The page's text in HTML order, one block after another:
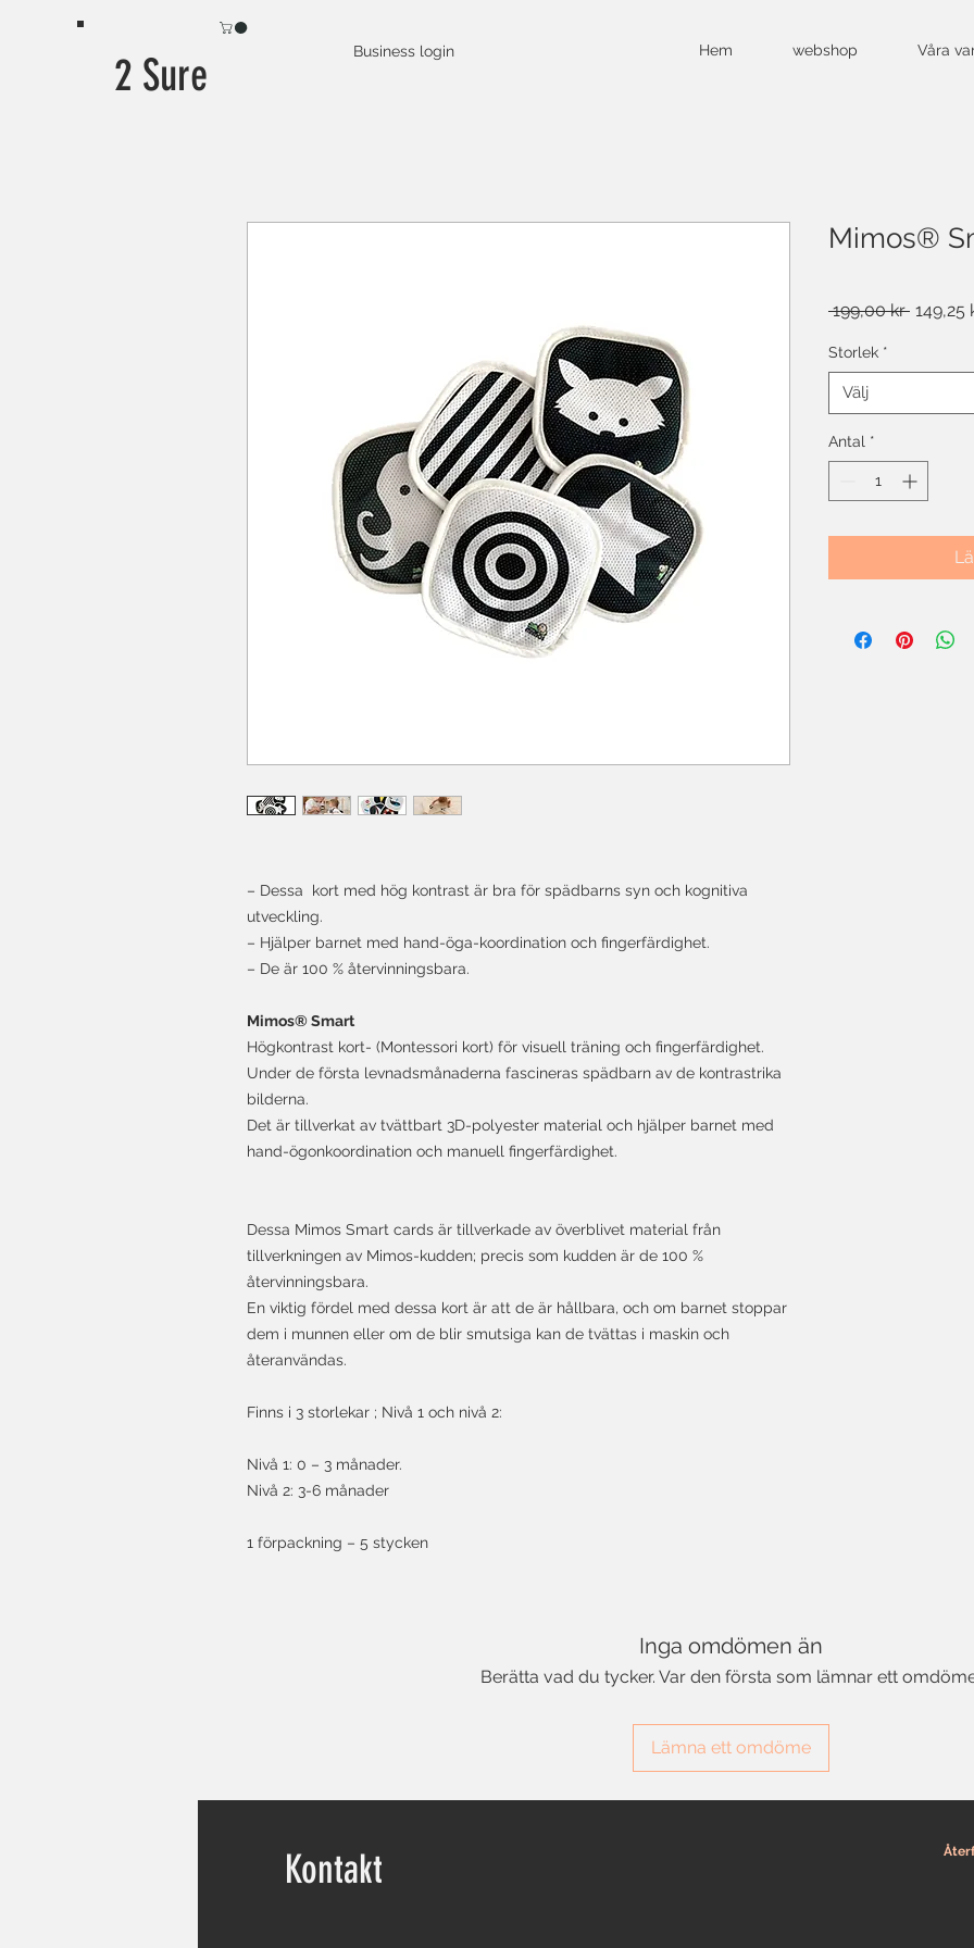
2 Sure Business login Hem webshop Våra
– Dessa kort med hög kontrast är bra för spädbarns syn och kognitiva
utveckling.
– Hjälper barnet med hand-öga-koordination och fingerfärdighet.
– De är 100 % återvinningsbara.
Mimos® Smart
Högkontrast kort- (Montessori kort) för visuell träning och fingerfärdighet.
Under de första levnadsmånaderna fascineras spädbarn av de kontrastrika
bilderna.
Det är tillverkat av tvättbart 3D-polyester material och hjälper barnet med
hand-ögonkoordination och manuell fingerfärdighet.
Dessa Mimos Smart cards är tillverkade av överblivet material från
tillverkningen av Mimos-kudden; precis som kudden är de 100 %
återvinningsbara.
En viktig fördel med dessa kort är att de är hållbara, och om barnet stoppar
dem i munnen eller om de blir smutsiga kan de tvättas i maskin och
återanvändas.
Finns i 3 storlekar ; Nivå 1 och nivå 2:
Nivå 1: 0 – 3 månader.
Nivå 2: 3-6 månader
1 förpackning – 5 stycken
Mimos®
199,00 kr 149,25
Storlek *
Välj
Antal *
Inga omdömen än
Berätta vad du tycker. Var den första som lämnar ett
Lämna ett omdöme
Kontakt